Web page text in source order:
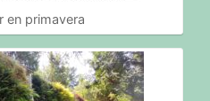
en primavera